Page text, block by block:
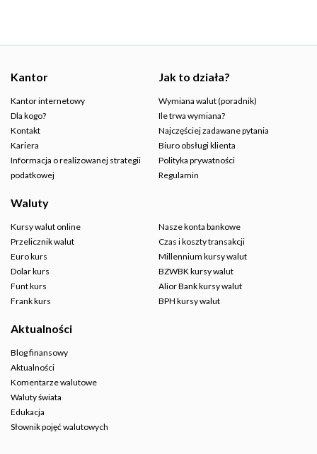
Kantor
Kantor internetowy
Dla kogo?
Kontakt
Kariera
Informacja o realizowanej strategii
podatkowej
Jak to działa?
Wymiana walut (poradnik)
Ile trwa wymiana?
Najczęściej zadawane pytania
Biuro obsługi klienta
Polityka prywatności
Regulamin
Waluty
Kursy walut online
Przelicznik walut
Euro kurs
Dolar kurs
Funt kurs
Frank kurs
Nasze konta bankowe
Czas i koszty transakcji
Millennium kursy walut
BZWBK kursy walut
Alior Bank kursy walut
BPH kursy walut
Aktualności
Blog finansowy
Aktualności
Komentarze walutowe
Waluty świata
Edukacja
Słownik pojęć walutowych